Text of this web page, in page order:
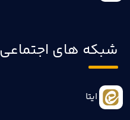
شبکه های اجتماعی
ایتا